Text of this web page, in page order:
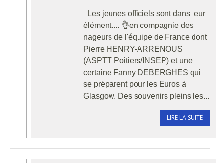
Les jeunes officiels sont dans leur
élément.... 👌en compagnie des
nageurs de l'équipe de France dont
Pierre HENRY-ARRENOUS
(ASPTT Poitiers/INSEP) et une
certaine Fanny DEBERGHES qui
se préparent pour les Euros à
Glasgow. Des souvenirs pleins les...
LIRE LA SUITE